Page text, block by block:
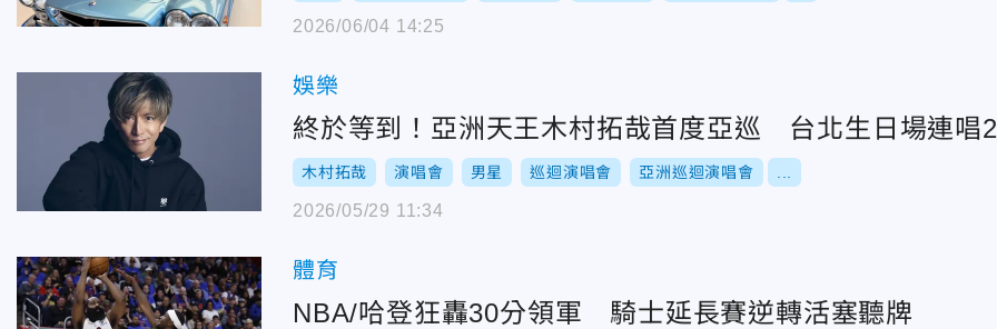
2026/06/04 14:25
娛樂
終於等到！亞洲天王木村拓哉首度亞巡 台北生日場連唱
木村拓哉 演唱會 男星 巡迴演唱會 亞洲巡迴演唱會
2026/05/29 11:34
體育
NBA/哈登狂轟30分領軍 騎士延長賽逆轉活塞聽牌